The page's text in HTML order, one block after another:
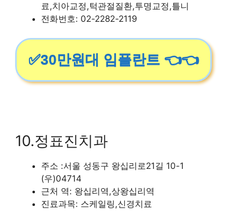
료,치아교정,턱관절질환,투명교정,틀니
전화번호: 02-2282-2119
✅30만원대 임플란트 👈👈
10.정표진치과
주소 :서울 성동구 왕십리로21길 10-1
(우)04714
근처 역: 왕십리역,상왕십리역
진료과목: 스케일링,신경치료